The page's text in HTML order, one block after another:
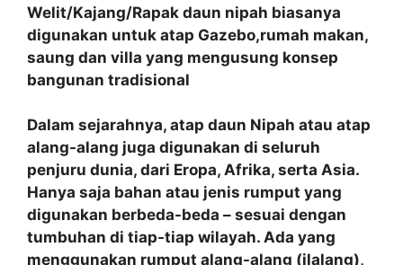
Welit/Kajang/Rapak daun nipah biasanya
digunakan untuk atap Gazebo,rumah makan,
saung dan villa yang mengusung konsep
bangunan tradisional
Dalam sejarahnya, atap daun Nipah atau atap
alang-alang juga digunakan di seluruh
penjuru dunia, dari Eropa, Afrika, serta Asia.
Hanya saja bahan atau jenis rumput yang
digunakan berbeda-beda – sesuai dengan
tumbuhan di tiap-tiap wilayah. Ada yang
menggunakan rumput alang-alang (ilalang),